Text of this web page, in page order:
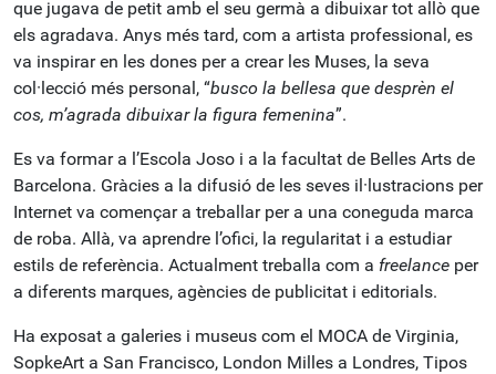
que jugava de petit amb el seu germà a dibuixar tot allò que
els agradava. Anys més tard, com a artista professional, es
va inspirar en les dones per a crear les Muses, la seva
col·lecció més personal, “busco la bellesa que desprèn el
cos, m’agrada dibuixar la figura femenina”.
Es va formar a l’Escola Joso i a la facultat de Belles Arts de
Barcelona. Gràcies a la difusió de les seves il·lustracions per
Internet va començar a treballar per a una coneguda marca
de roba. Allà, va aprendre l’ofici, la regularitat i a estudiar
estils de referència. Actualment treballa com a freelance per
a diferents marques, agències de publicitat i editorials.
Ha exposat a galeries i museus com el MOCA de Virginia,
SopkeArt a San Francisco, London Milles a Londres, Tipos